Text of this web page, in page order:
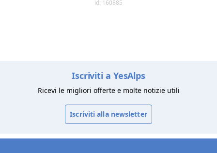
id: 160885
Iscriviti a YesAlps
Ricevi le migliori offerte e molte notizie utili
Iscriviti alla newsletter